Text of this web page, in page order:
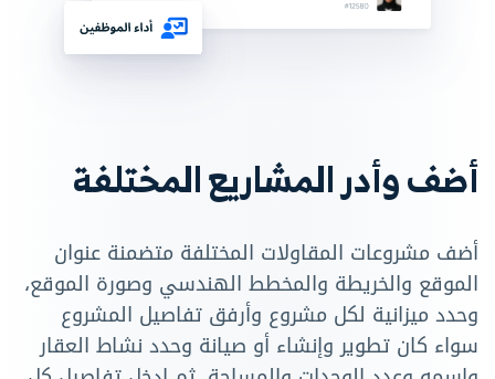
أضف وأدر المشاريع المختلفة
أضف مشروعات المقاولات المختلفة متضمنة عنوان
الموقع والخريطة والمخطط الهندسي وصورة الموقع،
وحدد ميزانية لكل مشروع وأرفق تفاصيل المشروع
سواء كان تطوير وإنشاء أو صيانة وحدد نشاط العقار